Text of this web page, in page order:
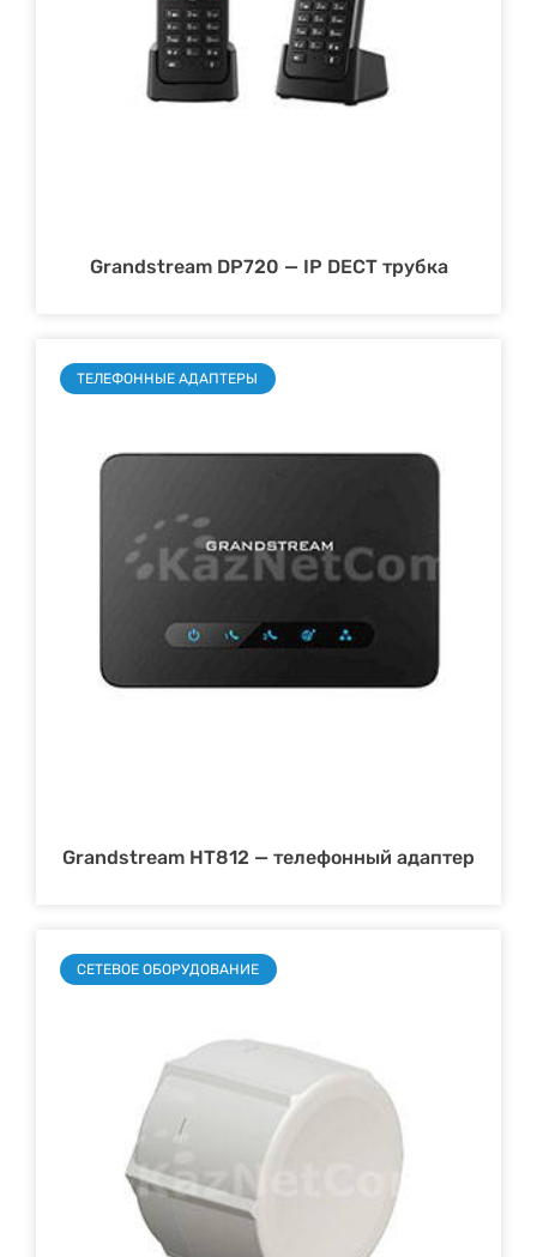
Grandstream DP720 — IP DECT трубка
ТЕЛЕФОННЫЕ АДАПТЕРЫ
Grandstream HT812 — телефонный адаптер
СЕТЕВОЕ ОБОРУДОВАНИЕ